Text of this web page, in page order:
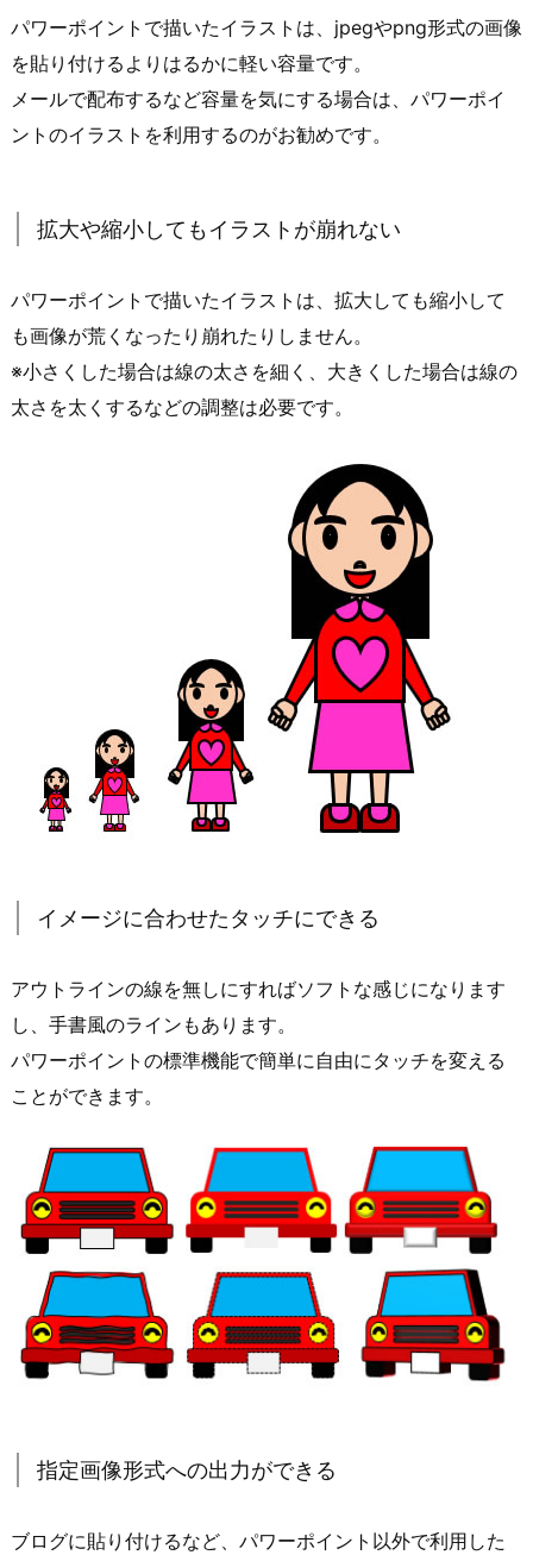
パワーポイントで描いたイラストは、jpegやpng形式の画像
を貼り付けるよりはるかに軽い容量です。
メールで配布するなど容量を気にする場合は、パワーポイ
ントのイラストを利用するのがお勧めです。
拡大や縮小してもイラストが崩れない
パワーポイントで描いたイラストは、拡大しても縮小して
も画像が荒くなったり崩れたりしません。
※小さくした場合は線の太さを細く、大きくした場合は線の
太さを太くするなどの調整は必要です。
イメージに合わせたタッチにできる
アウトラインの線を無しにすればソフトな感じになります
し、手書風のラインもあります。
パワーポイントの標準機能で簡単に自由にタッチを変える
ことができます。
指定画像形式への出力ができる
ブログに貼り付けるなど、パワーポイント以外で利用した